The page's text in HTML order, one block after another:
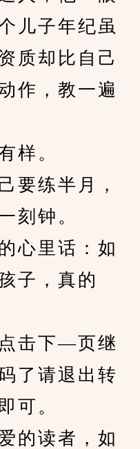
儿子年纪虽
质却比自己
作，教一遍
。
练半月，
刻钟。
里话：如
子，真的
击下—页继
了请退出转
可。
读者，如